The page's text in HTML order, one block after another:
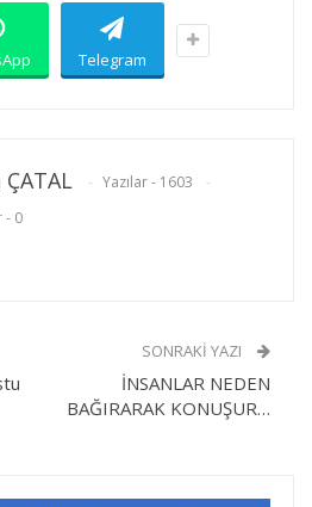
Telegram
Yazılar - 1603
- 0
SONRAKI YAZI
İNSANLAR NEDEN
BAĞIRARAK KONUŞUR…